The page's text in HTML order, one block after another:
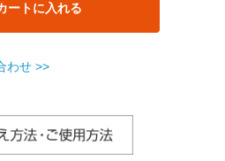
ートに入れる
わせ >>